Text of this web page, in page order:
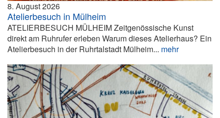
8. August 2026
Atelierbesuch in Mülheim
ATELIERBESUCH MÜLHEIM Zeitgenössische Kunst
direkt am Ruhrufer erleben Warum dieses Atelierhaus? Ein
Atelierbesuch in der Ruhrtalstadt Mülheim... mehr